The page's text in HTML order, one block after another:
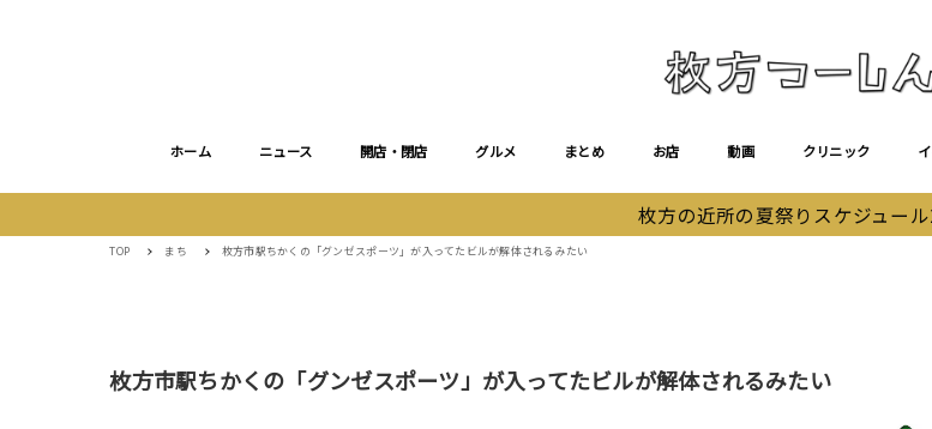
ホーム ニュース 開店・閉店 グルメ まとめ お店 動画 クリニック
枚方の近所の夏祭りスケジュー
TOP まち 枚方市駅ちかくの「グンゼスポーツ」が入ってたビルが解体されるみたい
枚方市駅ちかくの「グンゼスポーツ」が入ってたビルが解体されるみたい